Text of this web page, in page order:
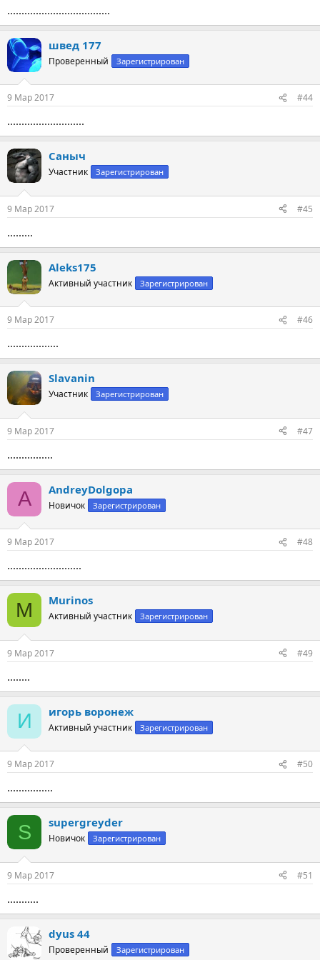
....................................
швед 177
Проверенный Зарегистрирован
9 Мар 2017 #44
...........................
Саныч
Участник Зарегистрирован
9 Мар 2017 #45
.........
Aleks175
Активный участник Зарегистрирован
9 Мар 2017 #46
..................
Slavanin
Участник Зарегистрирован
9 Мар 2017 #47
................
A AndreyDolgopa
Новичок Зарегистрирован
9 Мар 2017 #48
..........................
M Murinos
Активный участник Зарегистрирован
9 Мар 2017 #49
........
И игорь воронеж
Активный участник Зарегистрирован
9 Мар 2017 #50
................
S supergreyder
Новичок Зарегистрирован
9 Мар 2017 #51
...........
dyus 44
Проверенный Зарегистрирован